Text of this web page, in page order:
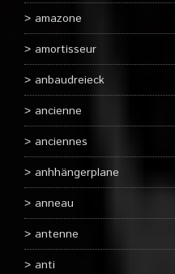
amazone
amortisseur
anbaudreieck
ancienne
anciennes
anhhängerplane
anneau
antenne
anti